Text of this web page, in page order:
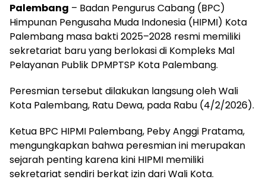
Palembang – Badan Pengurus Cabang (BPC)
Himpunan Pengusaha Muda Indonesia (HIPMI) Kota
Palembang masa bakti 2025–2028 resmi memiliki
sekretariat baru yang berlokasi di Kompleks Mal
Pelayanan Publik DPMPTSP Kota Palembang.
Peresmian tersebut dilakukan langsung oleh Wali
Kota Palembang, Ratu Dewa, pada Rabu (4/2/2026).
Ketua BPC HIPMI Palembang, Peby Anggi Pratama,
mengungkapkan bahwa peresmian ini merupakan
sejarah penting karena kini HIPMI memiliki
sekretariat sendiri berkat izin dari Wali Kota.